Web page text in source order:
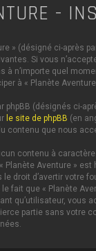
-
» (désigné ci-après
Si vous
à n’importe quel
à « Planète
phpBB (désignés ci-
le site de phpBB (en
contenu que nous
contenu à
Planète Aventure »
droit d’avertir votre
fait que « Planète
qu’utilisateur, vous
partie sans votre